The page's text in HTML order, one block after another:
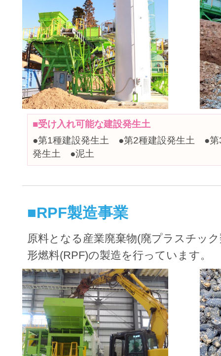
■受け入れ可能な建設発生土
●第1種建設発生土 ●第2種建設発生土 ●
発生土 ●泥土
■RPF製造事業
原料となる産業廃棄物(廃プラスチッ
形燃料(RPF)の製造を行っています。